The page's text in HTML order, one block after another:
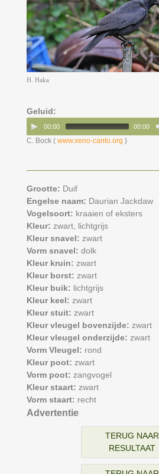
H. Haka
Geluid:
00:00 00:00
C. Bock ( www.xeno-canto.org )
Grootte: Duif
Engelse naam: Daurian Jackdaw
Vogelsoort: kraaien of eksters
Kleur: zwart, lichtgrijs
Kleur snavel: zwart
Vorm snavel: dolk
Kleur kruin: zwart
Kleur borst: zwart
Kleur buik: lichtgrijs
Kleur keel: zwart
Kleur stuit: zwart
Kleur vleugel bovenzijde: zwart
Kleur vleugel onderzijde: zwart
Vorm Vleugel: rond
Kleur poot: zwart
Vorm poot: zangvogel
Kleur staart: zwart
Vorm staart: recht
Advertentie
TERUG NAAR
RESULTAAT